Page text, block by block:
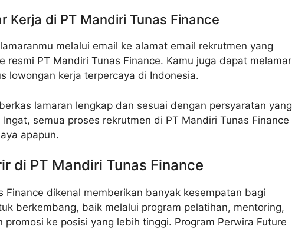
Kerja di PT Mandiri Tunas Finance
melalui email ke alamat email rekrutmen yang
resmi PT Mandiri Tunas Finance. Kamu juga dapat melamar
lowongan kerja terpercaya di Indonesia.
lamaran lengkap dan sesuai dengan persyaratan yang
semua proses rekrutmen di PT Mandiri Tunas Finance
apapun.
di PT Mandiri Tunas Finance
Finance dikenal memberikan banyak kesempatan bagi
berkembang, baik melalui program pelatihan, mentoring,
promosi ke posisi yang lebih tinggi. Program Perwira Future